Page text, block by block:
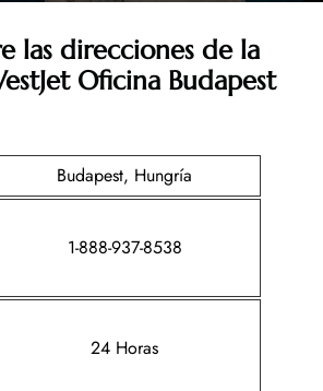
las direcciones de la
Oficina Budapest
Budapest, Hungría
1-888-937-8538
24 Horas